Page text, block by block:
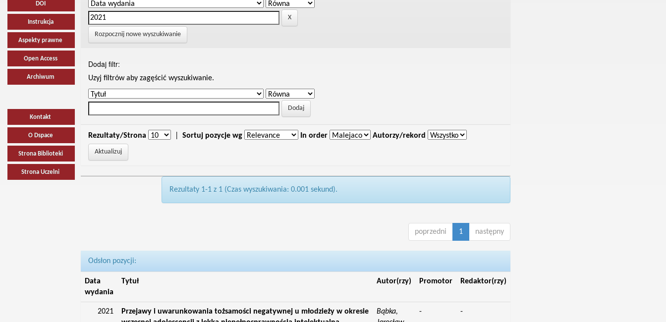
DOI
Instrukcja
Aspekty prawne
Open Access
Archiwum
Kontakt
O Dspace
Strona Biblioteki
Strona Uczelni
Rozpocznij nowe wyszukiwanie
Dodaj filtr:
Uzyj filtrów aby zagęścić wyszukiwanie.
Rezultaty/Strona Sortuj pozycje wg In order Autorzy/rekord
Rezultaty 1-1 z 1 (Czas wyszukiwania: 0.001 sekund).
poprzedni 1 następny
Odsłon pozycji:
Data
wydania
Tytuł Autor(rzy) Promotor Redaktor(rzy)
2021
Przejawy i uwarunkowania tożsamości negatywnej u młodzieży w okresie
Bąbka,
- -